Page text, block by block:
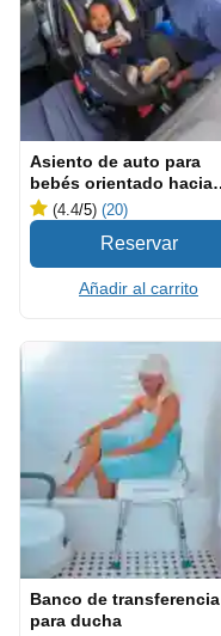
Asiento de auto para
bebés orientado hacia
atrás(4.4/5) (20)
Añadir al carrito
Banco de transferencia
para ducha